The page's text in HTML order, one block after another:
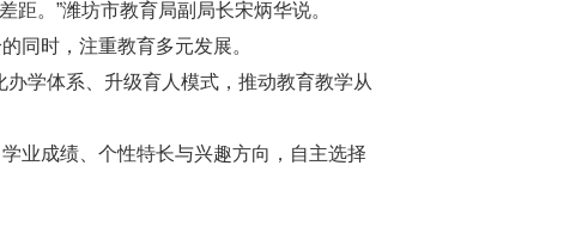
距。”潍坊市教育局副局长宋炳华说。
同时，注重教育多元发展。
学体系、升级育人模式，推动教育教学从
业成绩、个性特长与兴趣方向，自主选择